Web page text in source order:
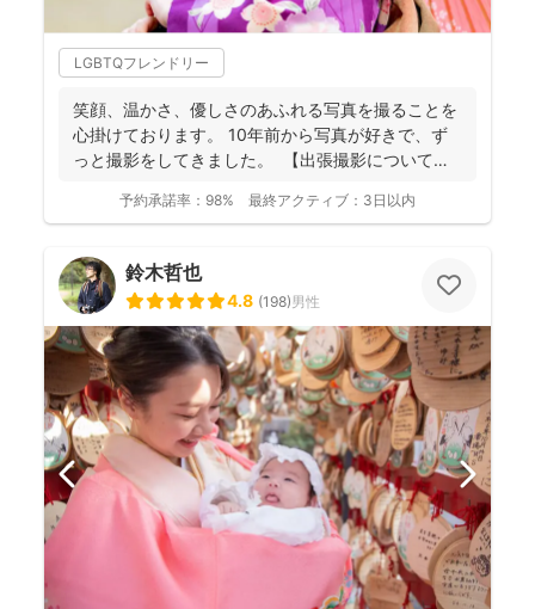
LGBTQフレンドリー
笑顔、温かさ、優しさのあふれる写真を撮ることを
心掛けております。 10年前から写真が好きで、ず
っと撮影をしてきました。 【出張撮影について】
予約承諾率： 98% 最終アクティブ： 3日以内
鈴木哲也
4.8 (198)男性